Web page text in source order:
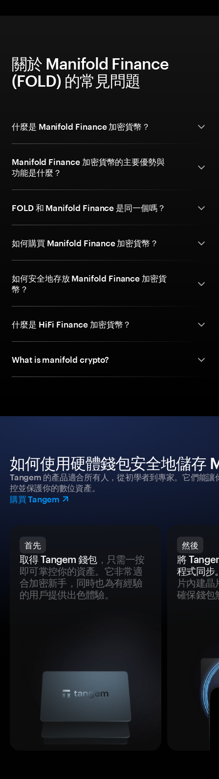
關於 Manifold Finance
(FOLD) 的常見問題
什麼是 Manifold Finance 加密貨幣？
Manifold Finance 加密貨幣的主要優勢與
功能是什麼？
FOLD 和 Manifold Finance 是同一個嗎？
如何購買 Manifold Finance 加密貨幣？
如何安全地存放 Manifold Finance 加密貨
幣？
什麼是 HiFi Finance 加密貨幣？
What is manifold crypto?
如何使用硬體錢包安全地儲存
Tangem 的產品適合所有人，從初學者到專家。它們能
控並保護你的數位資產。
購買 Tangem
首先
取得 Tangem 錢包，只需一按
即可掌控你的資產。它非常適
合加密新手，同時也為有經驗
的用戶提供出色體驗。
然後
將
程式同步
片內建晶
確保錢包